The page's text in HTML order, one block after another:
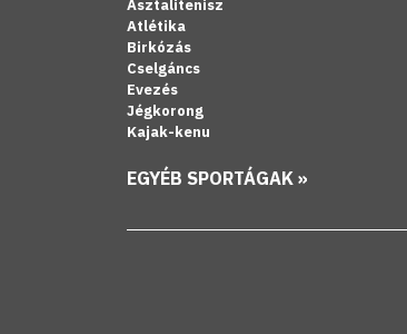
Asztalitenisz
Atlétika
Birkózás
Cselgáncs
Evezés
Jégkorong
Kajak-kenu
EGYÉB SPORTÁGAK »